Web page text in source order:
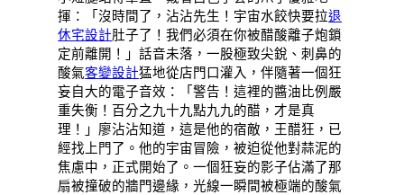
揮：「沒時間了，沾沾先生！宇宙水餃快要拉退
休宅設計肚子了！我們必須在你被醋酸離子炮鎖
定前離開！」話音未落，一股極致尖銳、刺鼻的
酸氣客變設計猛地從店門口灌入，伴隨著一個狂
妄自大的電子音效：「警告！這裡的醬油比例嚴
重失衡！百分之九十九點九九的醋，才是真
理！」廖沾沾知道，這是他的宿敵，王醋狂，已
經找上門了。他的宇宙冒險，被迫從他對蒜泥的
焦慮中，正式開始了。一個狂妄的影子佔滿了那
扇被撞破的牆門邊緣，光線一瞬間被極端的酸氣